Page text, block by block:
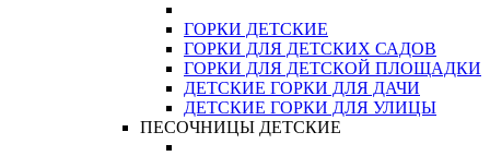
ГОРКИ ДЕТСКИЕ
ГОРКИ ДЛЯ ДЕТСКИХ САДОВ
ГОРКИ ДЛЯ ДЕТСКОЙ ПЛОЩАДКИ
ДЕТСКИЕ ГОРКИ ДЛЯ ДАЧИ
ДЕТСКИЕ ГОРКИ ДЛЯ УЛИЦЫ
ПЕСОЧНИЦЫ ДЕТСКИЕ